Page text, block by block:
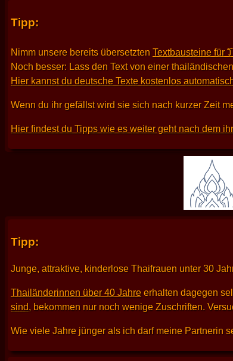
Tipp:
Nimm unsere bereits übersetzten Textbausteine für
Noch besser: Lass den Text von einer
Hier kannst du deutsche Texte kostenlos
Wenn du ihr gefällst wird sie sich nach kurzer Zeit
Hier findest du Tipps wie es weiter geht nach dem
Tipp:
Junge, attraktive, kinderlose Thaifrauen unter 30
Thailänderinnen über 40 Jahre erhalten dagegen
sind, bekommen nur noch wenige Zuschriften.
Wie viele Jahre jünger als ich darf meine Partnerin